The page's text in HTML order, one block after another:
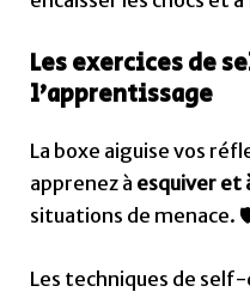
Les exercices de
l’apprentissage
La boxe aiguise vos
apprenez à esquiver et
situations de menace.
Les techniques de